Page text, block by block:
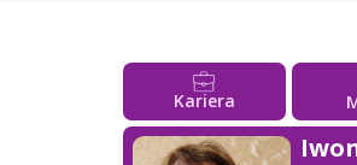
Kariera